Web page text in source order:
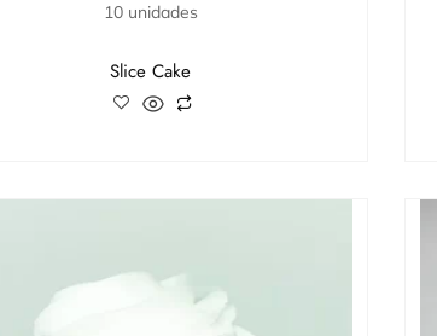
10 unidades
Slice Cake